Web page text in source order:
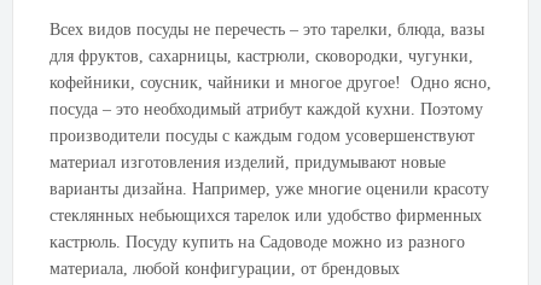
Всех видов посуды не перечесть – это тарелки, блюда, вазы
для фруктов, сахарницы, кастрюли, сковородки, чугунки,
кофейники, соусник, чайники и многое другое! Одно ясно,
посуда – это необходимый атрибут каждой кухни. Поэтому
производители посуды с каждым годом усовершенствуют
материал изготовления изделий, придумывают новые
варианты дизайна. Например, уже многие оценили красоту
стеклянных небьющихся тарелок или удобство фирменных
кастрюль. Посуду купить на Садоводе можно из разного
материала, любой конфигурации, от брендовых